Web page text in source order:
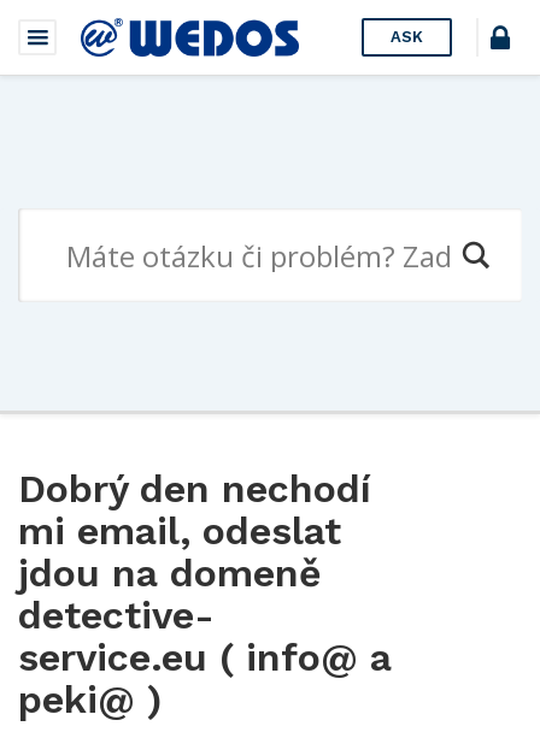
ASK
Dobrý den nechodí
mi email, odeslat
jdou na domeně
detective-
service.eu ( info@ a
peki@ )